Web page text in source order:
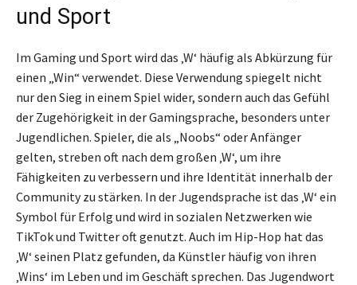
und Sport
Im Gaming und Sport wird das ‚W‘ häufig als Abkürzung für
einen „Win“ verwendet. Diese Verwendung spiegelt nicht
nur den Sieg in einem Spiel wider, sondern auch das Gefühl
der Zugehörigkeit in der Gamingsprache, besonders unter
Jugendlichen. Spieler, die als „Noobs“ oder Anfänger
gelten, streben oft nach dem großen ‚W‘, um ihre
Fähigkeiten zu verbessern und ihre Identität innerhalb der
Community zu stärken. In der Jugendsprache ist das ‚W‘ ein
Symbol für Erfolg und wird in sozialen Netzwerken wie
TikTok und Twitter oft genutzt. Auch im Hip-Hop hat das
‚W‘ seinen Platz gefunden, da Künstler häufig von ihren
‚Wins‘ im Leben und im Geschäft sprechen. Das Jugendwort